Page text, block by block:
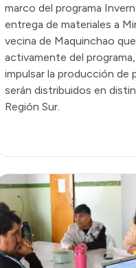
marco del programa
entrega de materiales a
vecina de Maquinchao
activamente del
impulsar la producción de
serán distribuidos en
Región Sur.